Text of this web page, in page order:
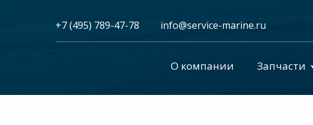
+7 (495) 789-47-78 info@service-marine.ru​​
О компании Запчасти